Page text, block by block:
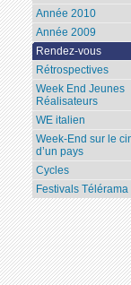
Année 2010
Année 2009
Rendez-vous
Rétrospectives
Week End Jeunes
Réalisateurs
WE italien
Week-End sur le
d’un pays
Cycles
Festivals Télérama